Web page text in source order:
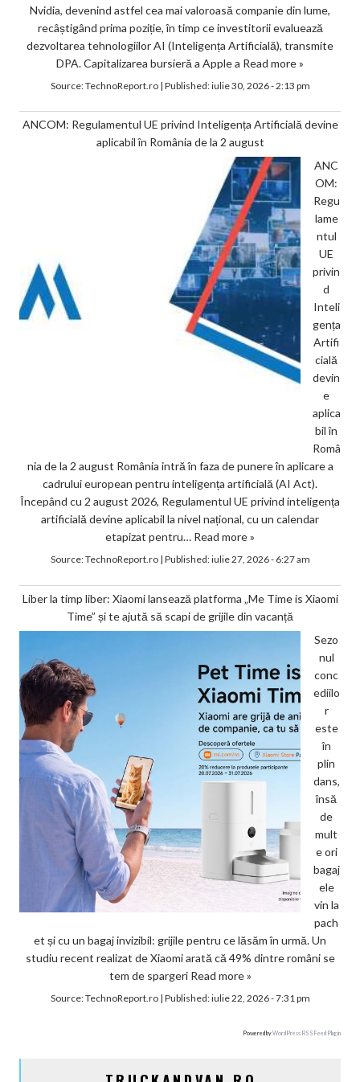
Nvidia, devenind astfel cea mai valoroasă companie din lume,
recâștigând prima poziție, în timp ce investitorii evaluează
dezvoltarea tehnologiilor AI (Inteligența Artificială), transmite
DPA. Capitalizarea bursieră a Apple a Read more »
Source:TechnoReport.ro| Published:iulie 30, 2026 - 2:13 pm
ANCOM: Regulamentul UE privind Inteligența Artificială devine
aplicabil în România de la 2 august
ANC
OM:
Regu
lame
ntul
UE
privin
d
Inteli
gența
Artifi
cială
devin
e
aplica
bil în
Româ
nia de la 2 august România intră în faza de punere în aplicare a
cadrului european pentru inteligența artificială (AI Act).
Începând cu 2 august 2026, Regulamentul UE privind inteligența
artificială devine aplicabil la nivel național, cu un calendar
etapizat pentru… Read more »
Source:TechnoReport.ro| Published:iulie 27, 2026 - 6:27 am
Liber la timp liber: Xiaomi lansează platforma „Me Time is Xiaomi
Time” și te ajută să scapi de grijile din vacanță
Sezo
nul
conc
ediilo
r
este
în
plin
dans,
însă
de
mult
e ori
bagaj
ele
vin la
pach
et și cu un bagaj invizibil: grijile pentru ce lăsăm în urmă. Un
studiu recent realizat de Xiaomi arată că 49% dintre români se
tem de spargeri Read more »
Source:TechnoReport.ro| Published:iulie 22, 2026 - 7:31 pm
Powered byWordPress RSS Feed Plugin